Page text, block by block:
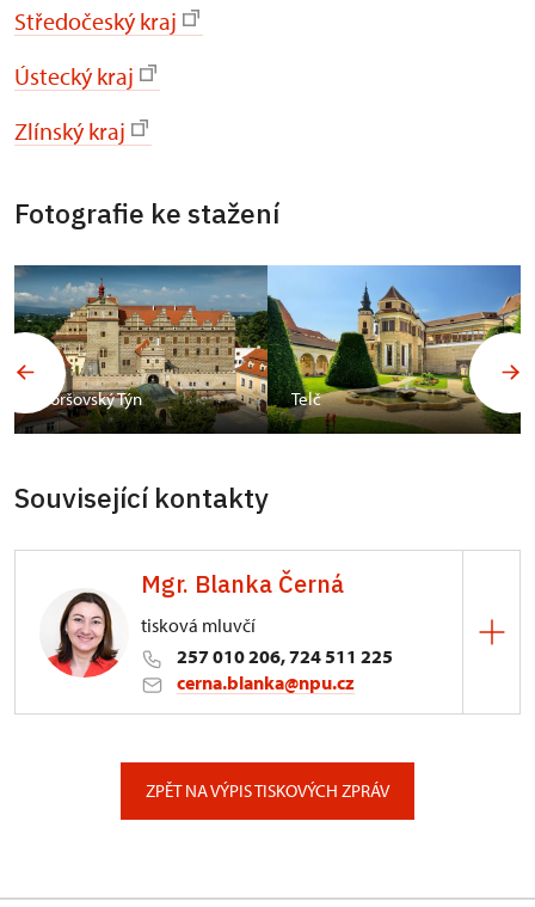
Středočeský kraj
Ústecký kraj
Zlínský kraj
Fotografie ke stažení
Horšovský Týn Telč
Související kontakty
Mgr. Blanka Černá
tisková mluvčí
257 010 206, 724 511 225
cerna.blanka@npu.cz
ZPĚT NA VÝPIS TISKOVÝCH ZPRÁV